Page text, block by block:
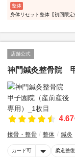
整体
身体リセット整体【初回限定
店舗公式
神門鍼灸整骨院
4.67
接骨・整骨 整体 鍼灸
カード可 柔道整